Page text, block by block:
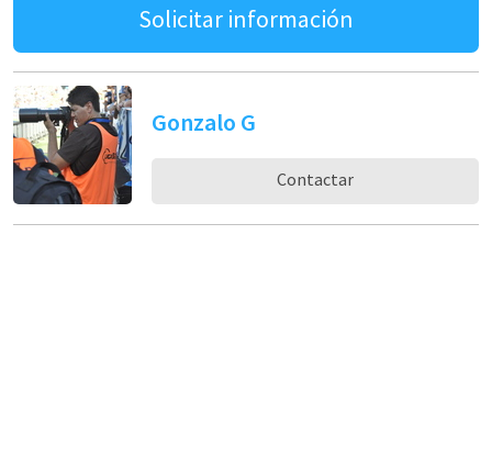
Solicitar información
Gonzalo G
Contactar